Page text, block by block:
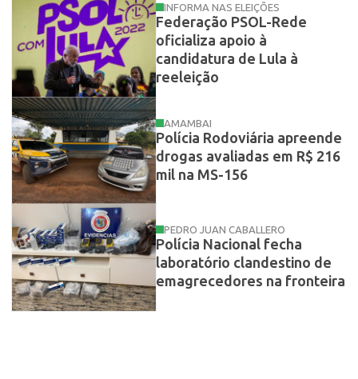
INFORMA NAS ELEIÇÕES
Federação PSOL-Rede
oficializa apoio à
candidatura de Lula à
reeleição
AMAMBAI
Polícia Rodoviária apreende
drogas avaliadas em R$ 216
mil na MS-156
PEDRO JUAN CABALLERO
Polícia Nacional fecha
laboratório clandestino de
emagrecedores na fronteira